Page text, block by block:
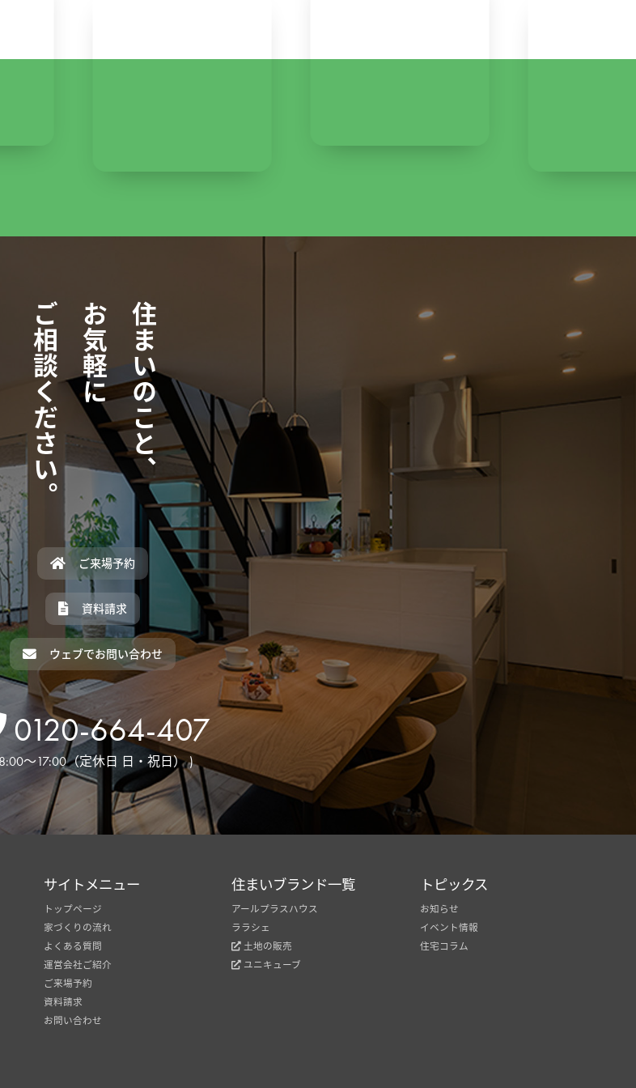
住まいのこと、
お気軽に
ご相談ください。
ご来場予約
資料請求
ウェブでお問い合わせ
0120-664-407
～17:00（定休日 日・祝日） )
サイトメニュー
トップページ
家づくりの流れ
よくある質問
運営会社ご紹介
ご来場予約
資料請求
お問い合わせ
住まいブランド一覧
アールプラスハウス
ララシェ
土地の販売
ユニキューブ
トピックス
お知らせ
イベント情報
住宅コラム